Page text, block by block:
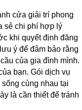
cửa giải trí phong
sẻ chi phí hợp lý
khi quyết định đăng
ý để đảm bảo rằng
của gia đình mình.
bạn. Gói dịch vụ
cùng nhau tại
là cần thiết để tránh